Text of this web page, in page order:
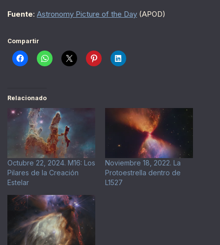
Fuente: Astronomy Picture of the Day (APOD)
Compartir
Relacionado
Octubre 22, 2024. M16: Los
Pilares de la Creación
Estelar
Noviembre 18, 2022. La
Protoestrella dentro de
L1527